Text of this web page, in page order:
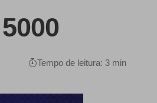
Tempo de leitura: 3 min